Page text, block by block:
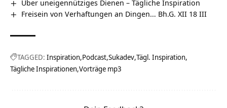
Über uneigennütziges Dienen – Tägliche Inspiration
Freisein von Verhaftungen an Dingen… Bh.G. XII 18 III
TAGGED: Inspiration Podcast Sukadev Tägl. Inspiration
Tägliche Inspirationen Vorträge mp3